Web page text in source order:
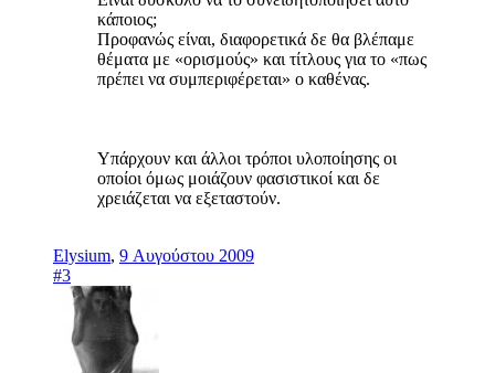
κάποιος;
Προφανώς είναι, διαφορετικά δε θα βλέπαμε
θέματα με «ορισμούς» και τίτλους για το «πως
πρέπει να συμπεριφέρεται» ο καθένας.
Υπάρχουν και άλλοι τρόποι υλοποίησης οι
οποίοι όμως μοιάζουν φασιστικοί και δε
χρειάζεται να εξεταστούν.
Elysium, 9 Αυγούστου 2009
#3